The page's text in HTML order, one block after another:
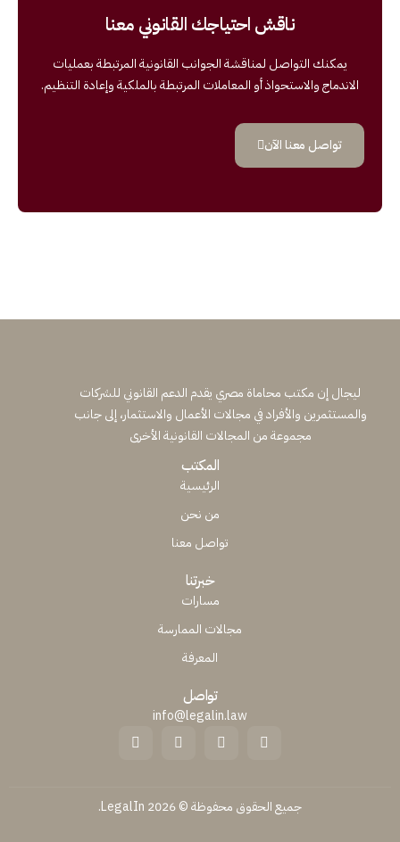
ناقش احتياجك القانوني معنا
يمكنك التواصل لمناقشة الجوانب القانونية المرتبطة بعمليات
الاندماج والاستحواذ أو المعاملات المرتبطة بالملكية وإعادة التنظيم.
تواصل معنا الآن
ليجال إن مكتب محاماة مصري يقدم الدعم القانوني للشركات
والمستثمرين والأفراد في مجالات الأعمال والاستثمار، إلى جانب
مجموعة من المجالات القانونية الأخرى
المكتب
الرئيسية
من نحن
تواصل معنا
خبرتنا
مسارات
مجالات الممارسة
المعرفة
تواصل
info@legalin.law
جميع الحقوق محفوظة © 2026 LegalIn.